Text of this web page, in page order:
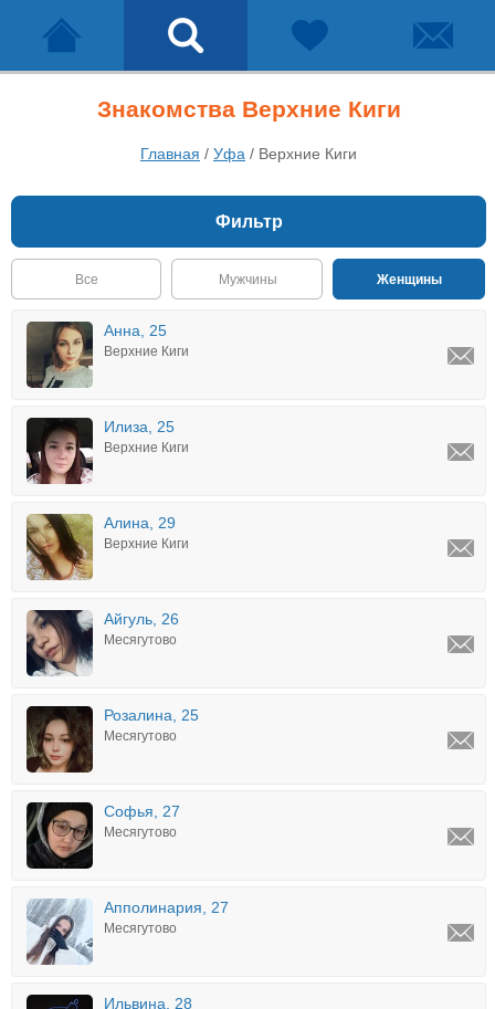
Знакомства Верхние Киги
Главная / Уфа / Верхние Киги
Фильтр
Все Мужчины Женщины
Анна, 25
Верхние Киги
Илиза, 25
Верхние Киги
Алина, 29
Верхние Киги
Айгуль, 26
Месягутово
Розалина, 25
Месягутово
Софья, 27
Месягутово
Апполинария, 27
Месягутово
Ильвина, 28